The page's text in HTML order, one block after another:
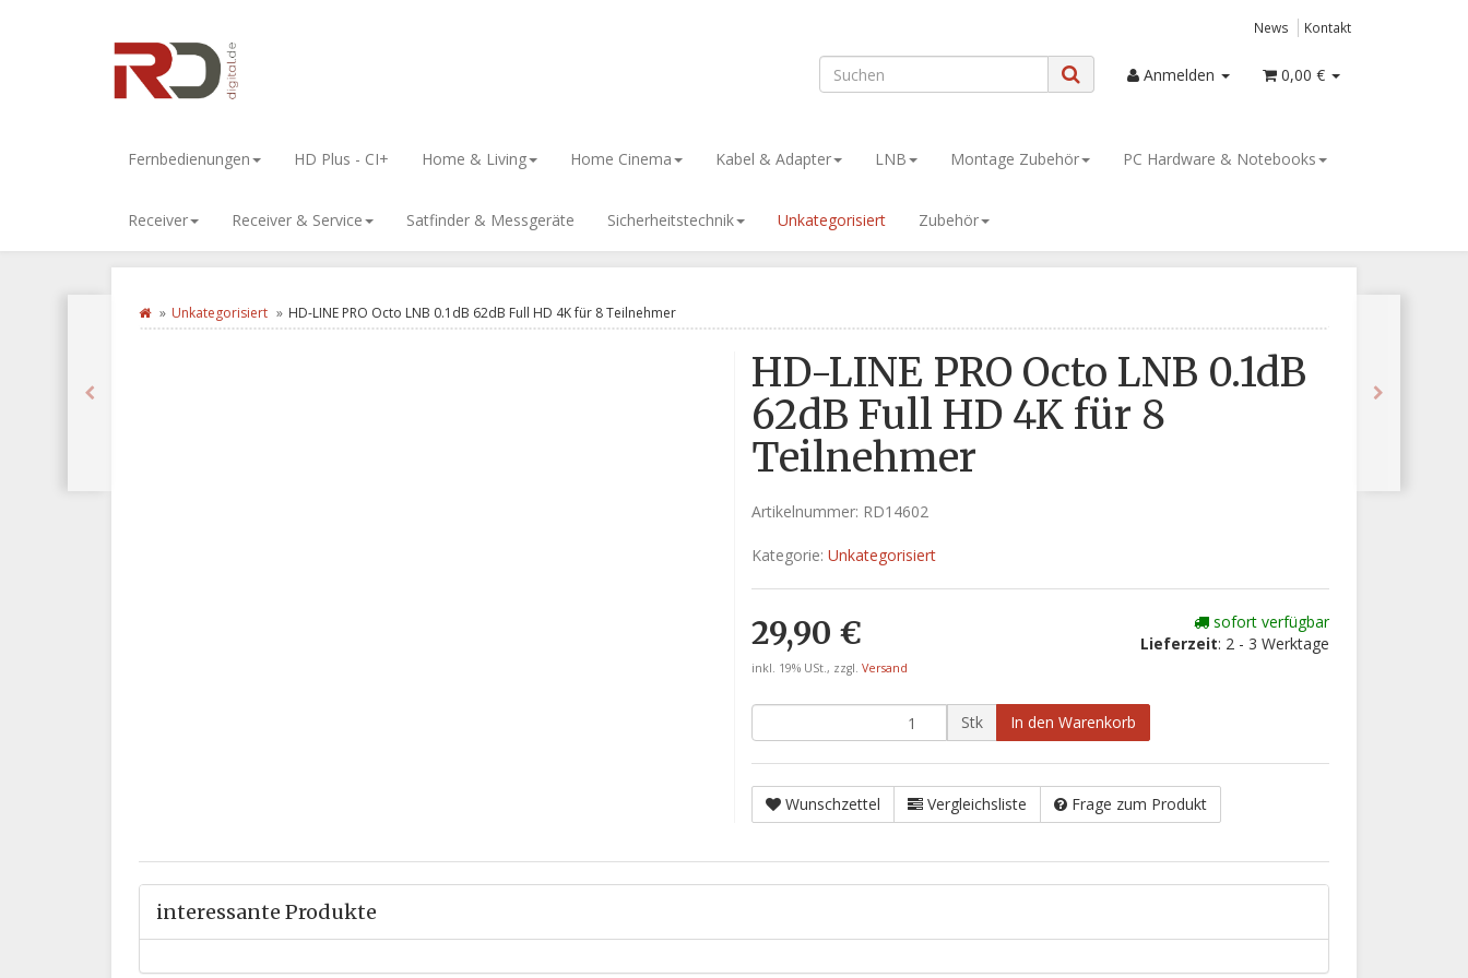
News Kontakt
Anmelden 0,00 €
Fernbedienungen HD Plus - CI+ Home & Living Home Cinema Kabel & Adapter LNB Montage Zubehör PC Hardware & Notebooks
Receiver Receiver & Service Satfinder & Messgeräte Sicherheitstechnik Unkategorisiert Zubehör
Unkategorisiert HD-LINE PRO Octo LNB 0.1dB 62dB Full HD 4K für 8 Teilnehmer
HD-LINE PRO Octo LNB 0.1dB
62dB Full HD 4K für 8
Teilnehmer
Artikelnummer: RD14602
Kategorie: Unkategorisiert
29,90 €
inkl. 19% USt., zzgl. Versand
sofort verfügbar
Lieferzeit: 2 - 3 Werktage
Stk In den Warenkorb
Wunschzettel Vergleichsliste Frage zum Produkt
interessante Produkte